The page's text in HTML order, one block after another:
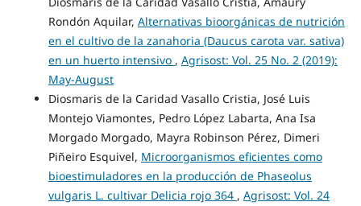
Rondón Aquilar, Alternativas bioorgánicas de nutrición
en el cultivo de la zanahoria (Daucus carota var. sativa)
en un huerto intensivo , Agrisost: Vol. 25 No. 2 (2019):
May-August
Diosmaris de la Caridad Vasallo Cristia, José Luis
Montejo Viamontes, Pedro López Labarta, Ana Isa
Morgado Morgado, Mayra Robinson Pérez, Dimeri
Piñeiro Esquivel, Microorganismos eficientes como
bioestimuladores en la producción de Phaseolus
vulgaris L. cultivar Delicia rojo 364 , Agrisost: Vol. 24